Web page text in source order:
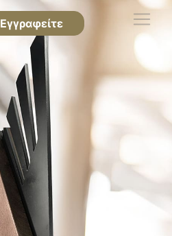
Εγγραφείτε